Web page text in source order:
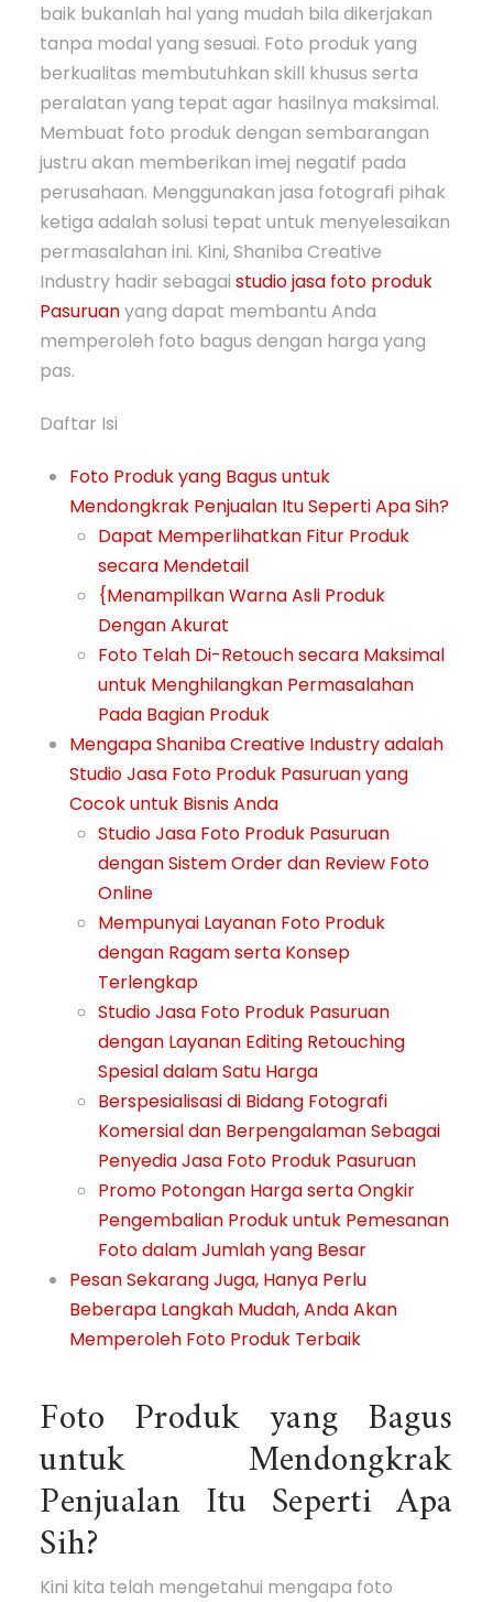
baik bukanlah hal yang mudah bila dikerjakan
tanpa modal yang sesuai. Foto produk yang
berkualitas membutuhkan skill khusus serta
peralatan yang tepat agar hasilnya maksimal.
Membuat foto produk dengan sembarangan
justru akan memberikan imej negatif pada
perusahaan. Menggunakan jasa fotografi pihak
ketiga adalah solusi tepat untuk menyelesaikan
permasalahan ini. Kini, Shaniba Creative
Industry hadir sebagaistudio jasa foto produk
Pasuruanyang dapat membantu Anda
memperoleh foto bagus dengan harga yang
pas.
Daftar Isi
Foto Produk yang Bagus untuk
Mendongkrak Penjualan Itu Seperti Apa Sih?
Dapat Memperlihatkan Fitur Produk
secara Mendetail
{Menampilkan Warna Asli Produk
Dengan Akurat
Foto Telah Di-Retouch secara Maksimal
untuk Menghilangkan Permasalahan
Pada Bagian Produk
Mengapa Shaniba Creative Industry adalah
Studio Jasa Foto Produk Pasuruan yang
Cocok untuk Bisnis Anda
Studio Jasa Foto Produk Pasuruan
dengan Sistem Order dan Review Foto
Online
Mempunyai Layanan Foto Produk
dengan Ragam serta Konsep
Terlengkap
Studio Jasa Foto Produk Pasuruan
dengan Layanan Editing Retouching
Spesial dalam Satu Harga
Berspesialisasi di Bidang Fotografi
Komersial dan Berpengalaman Sebagai
Penyedia Jasa Foto Produk Pasuruan
Promo Potongan Harga serta Ongkir
Pengembalian Produk untuk Pemesanan
Foto dalam Jumlah yang Besar
Pesan Sekarang Juga, Hanya Perlu
Beberapa Langkah Mudah, Anda Akan
Memperoleh Foto Produk Terbaik
Foto Produk yang Bagus
untuk Mendongkrak
Penjualan Itu Seperti Apa
Sih?
Kini kita telah mengetahui mengapa foto